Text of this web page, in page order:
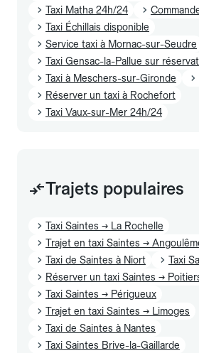
Taxi Matha 24h/24
Taxi Échillais disponible
Service taxi à Mornac-sur-Seudre
Taxi Gensac-la-Pallue sur
Taxi à Meschers-sur-Gironde
Réserver un taxi à Rochefort
Taxi Vaux-sur-Mer 24h/24
Trajets populaires
Taxi Saintes → La Rochelle
Trajet en taxi Saintes →
Taxi de Saintes à Niort
Taxi
Réserver un taxi Saintes →
Taxi Saintes → Périgueux
Trajet en taxi Saintes → Limoges
Taxi de Saintes à Nantes
Taxi Saintes Brive-la-Gaillarde